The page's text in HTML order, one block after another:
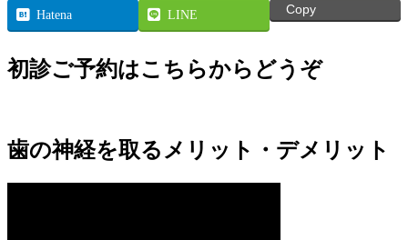
Hatena LINE Copy
初診ご予約はこちらからどうぞ
歯の神経を取るメリット・デメリット